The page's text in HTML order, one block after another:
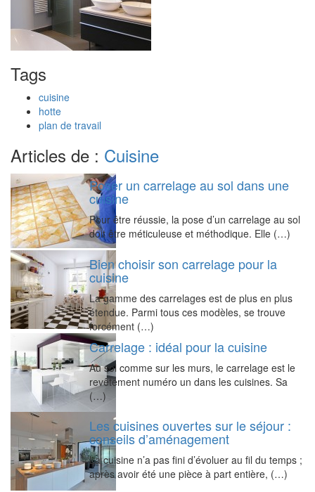
Tags
cuisine
hotte
plan de travail
Articles de : Cuisine
Poser un carrelage au sol dans une
cuisine
Pour être réussie, la pose d’un carrelage au sol
doit être méticuleuse et méthodique. Elle (…)
Bien choisir son carrelage pour la
cuisine
La gamme des carrelages est de plus en plus
étendue. Parmi tous ces modèles, se trouve
forcément (…)
Carrelage : idéal pour la cuisine
Au sol comme sur les murs, le carrelage est le
revêtement numéro un dans les cuisines. Sa
(…)
Les cuisines ouvertes sur le séjour :
conseils d’aménagement
La cuisine n’a pas fini d’évoluer au fil du temps ;
après avoir été une pièce à part entière, (…)